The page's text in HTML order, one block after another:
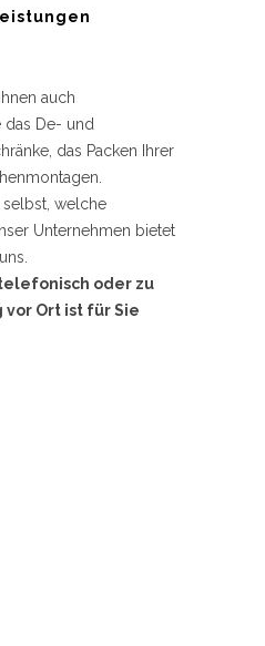
auch
das De- und
das Packen Ihrer
selbst, welche
Unternehmen bietet
oder zu
Ort ist für Sie